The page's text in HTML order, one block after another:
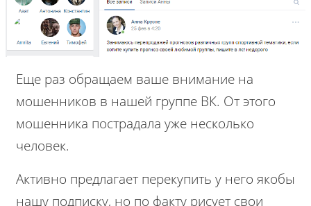
Еще раз обращаем ваше внимание на
мошенников в нашей группе ВК. От этого
мошенника пострадала уже несколько
человек.
Активно предлагает перекупить у него якобы
нашу подписку, но по факту рисует свои